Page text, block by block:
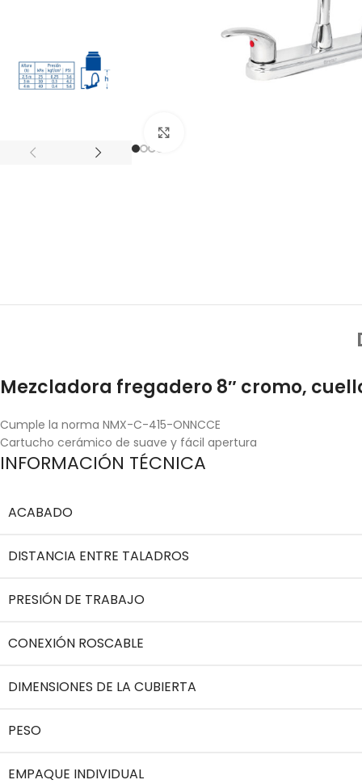
Mezcladora fregadero 8″ cromo,
Cumple la norma NMX-C-415-ONNCCE
Cartucho cerámico de suave y fácil apertura
INFORMACIÓN TÉCNICA
ACABADO
DISTANCIA ENTRE TALADROS
PRESIÓN DE TRABAJO
CONEXIÓN ROSCABLE
DIMENSIONES DE LA CUBIERTA
PESO
EMPAQUE INDIVIDUAL